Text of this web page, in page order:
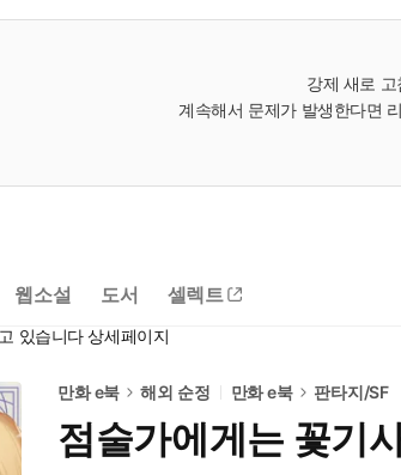
강제 새로
계속해서 문제가 발생한다면
웹소설 도서 셀렉트
있습니다 상세페이지
만화 e북 해외 순정 만화 e북 판타지/SF
점술가에게는 꽃기